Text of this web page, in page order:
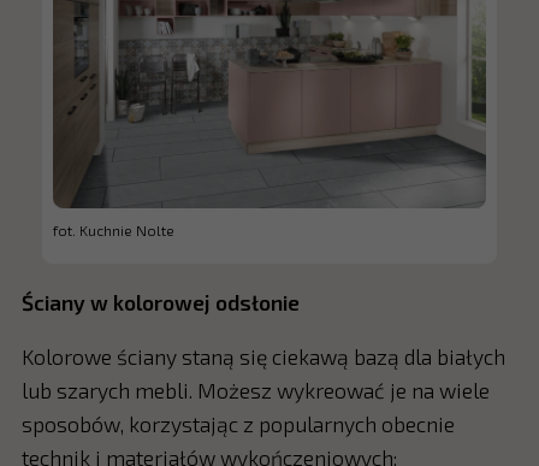
fot. Kuchnie Nolte
Ściany w kolorowej odsłonie
Kolorowe ściany staną się ciekawą bazą dla białych
lub szarych mebli. Możesz wykreować je na wiele
sposobów, korzystając z popularnych obecnie
technik i materiałów wykończeniowych: